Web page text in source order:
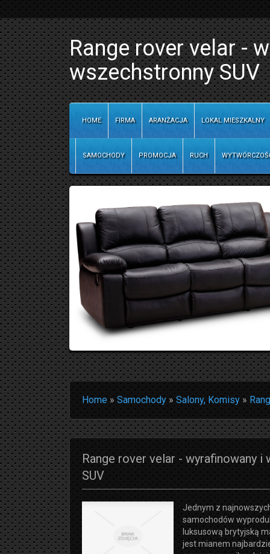
Range rover velar -
wszechstronny SUV
HOME FIRMA ARANŻACJA LOKAL MIESZKALNY
SAMOCHODY PROMOCJA RUCH
Home»Samochody»Salony, Komisy »
Range rover velar - wyrafinowany i
SUV
Jednym z
samochodów
luksusową brytyjską
jest mianem